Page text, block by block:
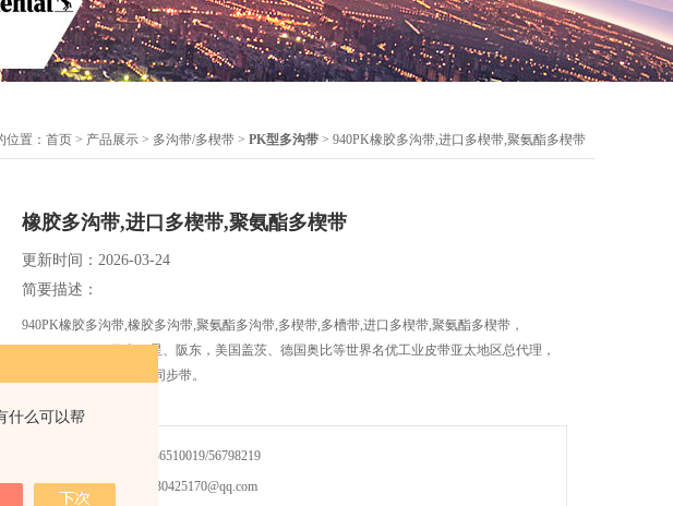
什么可以帮
位置： 首页 > 产品展示 > 多沟带/多楔带 > PK型多沟带 > 940PK橡胶多沟带,进口多楔带,聚氨酯多楔带
橡胶多沟带,进口多楔带,聚氨酯多楔带
更新时间：2026-03-24
简要描述：
940PK橡胶多沟带,橡胶多沟带,聚氨酯多沟带,多楔带,多槽带,进口多楔带,聚氨酯多楔带，
PJ,PL,PM,PK。日本三星、阪东，美国盖茨、德国奥比等世界名优工业皮带亚太地区总代理，
多沟带，高强度保力强同步带。
免费咨询：021-36510019/56798219
发邮件给我们：30425170@qq.com